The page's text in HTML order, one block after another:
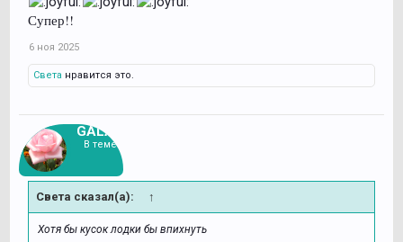
Супер!!
6 ноя 2025
Света нравится это.
GALAS
В теме
Света сказал(а): ↑
Хотя бы кусок лодки бы впихнуть